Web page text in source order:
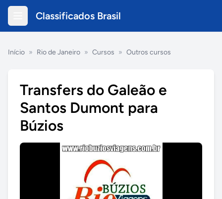
Classificados Brasil
Início » Rio de Janeiro » Cursos » Outros cursos
Transfers do Galeão e
Santos Dumont para
Búzios